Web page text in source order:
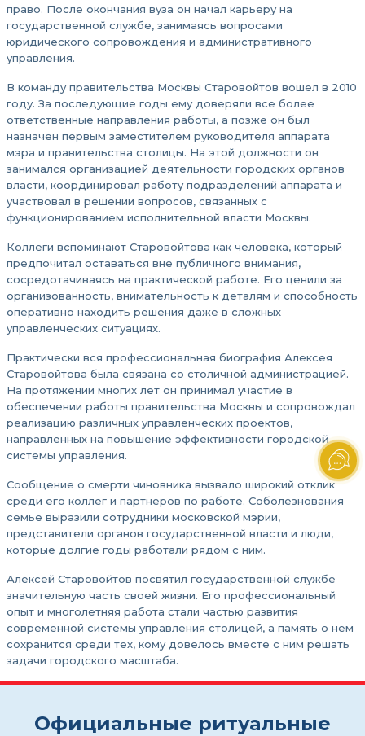
право. После окончания вуза он начал карьеру на
государственной службе, занимаясь вопросами
юридического сопровождения и административного
управления.
В команду правительства Москвы Старовойтов вошел в 2010
году. За последующие годы ему доверяли все более
ответственные направления работы, а позже он был
назначен первым заместителем руководителя аппарата
мэра и правительства столицы. На этой должности он
занимался организацией деятельности городских органов
власти, координировал работу подразделений аппарата и
участвовал в решении вопросов, связанных с
функционированием исполнительной власти Москвы.
Коллеги вспоминают Старовойтова как человека, который
предпочитал оставаться вне публичного внимания,
сосредотачиваясь на практической работе. Его ценили за
организованность, внимательность к деталям и способность
оперативно находить решения даже в сложных
управленческих ситуациях.
Практически вся профессиональная биография Алексея
Старовойтова была связана со столичной администрацией.
На протяжении многих лет он принимал участие в
обеспечении работы правительства Москвы и сопровождал
реализацию различных управленческих проектов,
направленных на повышение эффективности городской
системы управления.
Сообщение о смерти чиновника вызвало широкий отклик
среди его коллег и партнеров по работе. Соболезнования
семье выразили сотрудники московской мэрии,
представители органов государственной власти и люди,
которые долгие годы работали рядом с ним.
Алексей Старовойтов посвятил государственной службе
значительную часть своей жизни. Его профессиональный
опыт и многолетняя работа стали частью развития
современной системы управления столицей, а память о нем
сохранится среди тех, кому довелось вместе с ним решать
задачи городского масштаба.
Официальные ритуальные